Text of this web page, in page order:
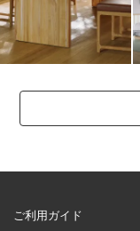
ご利用ガイド